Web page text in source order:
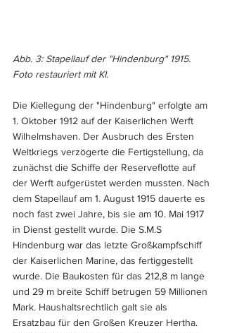
Abb. 3: Stapellauf der "Hindenburg" 1915.
Foto restauriert mit KI.
Die Kiellegung der "Hindenburg" erfolgte am
1. Oktober 1912 auf der Kaiserlichen Werft
Wilhelmshaven. Der Ausbruch des Ersten
Weltkriegs verzögerte die Fertigstellung, da
zunächst die Schiffe der Reserveflotte auf
der Werft aufgerüstet werden mussten. Nach
dem Stapellauf am 1. August 1915 dauerte es
noch fast zwei Jahre, bis sie am 10. Mai 1917
in Dienst gestellt wurde. Die S.M.S
Hindenburg war das letzte Großkampfschiff
der Kaiserlichen Marine, das fertiggestellt
wurde. Die Baukosten für das 212,8 m lange
und 29 m breite Schiff betrugen 59 Millionen
Mark. Haushaltsrechtlich galt sie als
Ersatzbau für den Großen Kreuzer Hertha.